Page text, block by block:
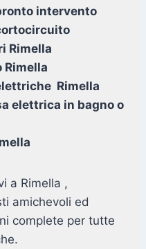
intervento
Rimella
Rimella
Rimella
elettrica in bagno o
a Rimella ,
amichevoli ed
complete per tutte